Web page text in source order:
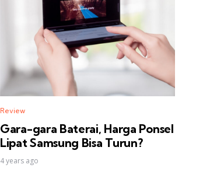
Review
Gara-gara Baterai, Harga Ponsel
Lipat Samsung Bisa Turun?
4 years ago